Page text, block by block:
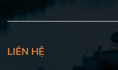
LIÊN HỆ